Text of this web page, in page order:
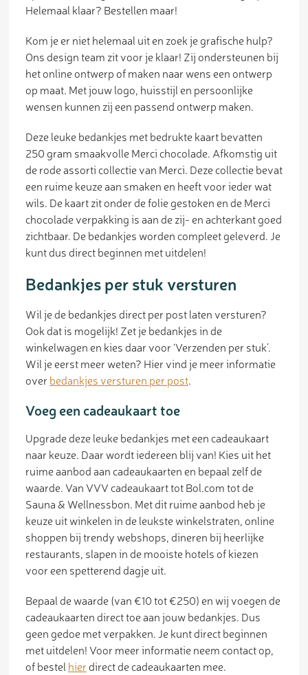
Helemaal klaar? Bestellen maar!
Kom je er niet helemaal uit en zoek je grafische hulp?
Ons design team zit voor je klaar! Zij ondersteunen bij
het online ontwerp of maken naar wens een ontwerp
op maat. Met jouw logo, huisstijl en persoonlijke
wensen kunnen zij een passend ontwerp maken.
Deze leuke bedankjes met bedrukte kaart bevatten
250 gram smaakvolle Merci chocolade. Afkomstig uit
de rode assorti collectie van Merci. Deze collectie bevat
een ruime keuze aan smaken en heeft voor ieder wat
wils. De kaart zit onder de folie gestoken en de Merci
chocolade verpakking is aan de zij- en achterkant goed
zichtbaar. De bedankjes worden compleet geleverd. Je
kunt dus direct beginnen met uitdelen!
Bedankjes per stuk versturen
Wil je de bedankjes direct per post laten versturen?
Ook dat is mogelijk! Zet je bedankjes in de
winkelwagen en kies daar voor ‘Verzenden per stuk’.
Wil je eerst meer weten? Hier vind je meer informatie
over bedankjes versturen per post.
Voeg een cadeaukaart toe
Upgrade deze leuke bedankjes met een cadeaukaart
naar keuze. Daar wordt iedereen blij van! Kies uit het
ruime aanbod aan cadeaukaarten en bepaal zelf de
waarde. Van VVV cadeaukaart tot Bol.com tot de
Sauna & Wellnessbon. Met dit ruime aanbod heb je
keuze uit winkelen in de leukste winkelstraten, online
shoppen bij trendy webshops, dineren bij heerlijke
restaurants, slapen in de mooiste hotels of kiezen
voor een spetterend dagje uit.
Bepaal de waarde (van €10 tot €250) en wij voegen de
cadeaukaarten direct toe aan jouw bedankjes. Dus
geen gedoe met verpakken. Je kunt direct beginnen
met uitdelen! Voor meer informatie neem contact op,
of bestel hierdirect de cadeaukaarten mee.